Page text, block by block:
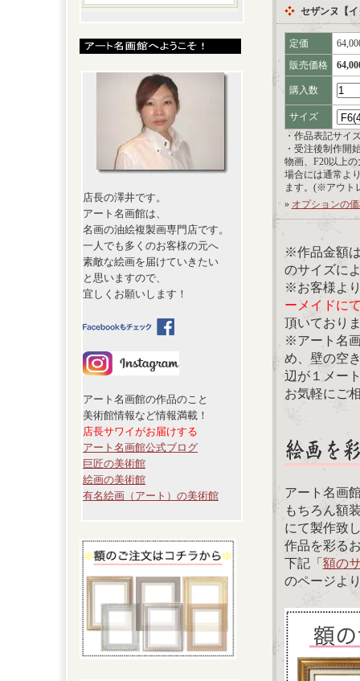
店長の澤井です。
アート名画館は、
名画の油絵複製画専門店です。
一人でも多くのお客様の元へ
素敵な絵画を届けていきたい
と思いますので、
宜しくお願いします！
アート名画館の作品のこと
美術館情報など情報満載！
店長サワイがお届けする
アート名画館公式ブログ
巨匠の美術館
絵画の美術館
有名絵画（アート）の美術館
セザンヌ【
定価
販売価格
購入数
サイズ
・作品表記サイ
・受注後制作開
物画、F20以上
場合には通常よ
ます。(※アウト
» オプションの
※作品金額
のサイズに
※お客様よ
ーメイドに
頂いており
※アート名
め、壁の空
辺が１メー
お気軽にご
アート名画
もちろん額
にて製作致
作品を彩る
下記「額の
のページよ